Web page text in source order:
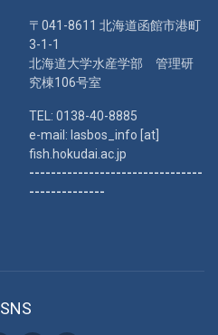
〒041-8611 北海道函館市港町
3-1-1
北海道大学水産学部 管理研
究棟106号室
TEL: 0138-40-8885
e-mail: lasbos_info [at]
fish.hokudai.ac.jp
--------------------------------
--------------
SNS